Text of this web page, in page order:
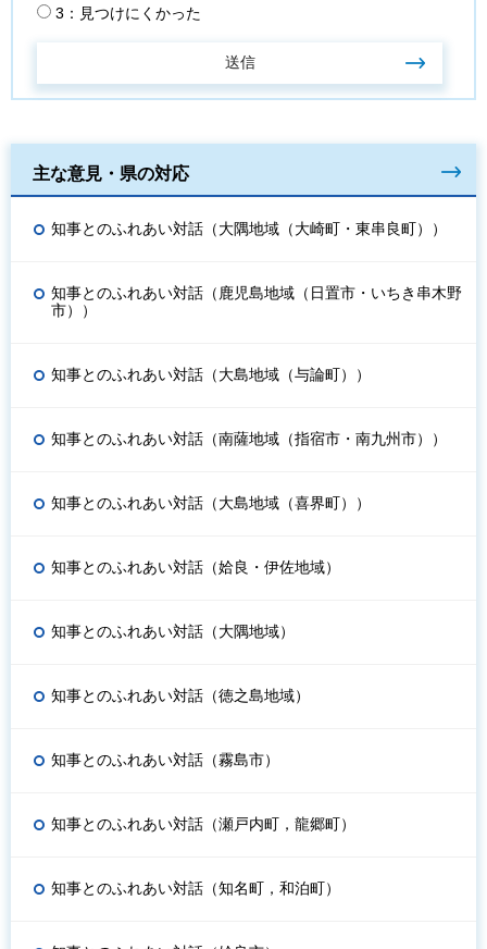
3：見つけにくかった
主な意見・県の対応
知事とのふれあい対話（大隅地域（大崎町・東串良町））
知事とのふれあい対話（鹿児島地域（日置市・いちき串木野
市））
知事とのふれあい対話（大島地域（与論町））
知事とのふれあい対話（南薩地域（指宿市・南九州市））
知事とのふれあい対話（大島地域（喜界町））
知事とのふれあい対話（姶良・伊佐地域）
知事とのふれあい対話（大隅地域）
知事とのふれあい対話（徳之島地域）
知事とのふれあい対話（霧島市）
知事とのふれあい対話（瀬戸内町，龍郷町）
知事とのふれあい対話（知名町，和泊町）